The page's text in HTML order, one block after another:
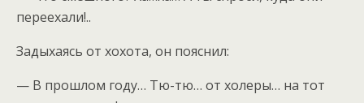
переехали!..
Задыхаясь от хохота, он пояснил:
— В прошлом году… Тю-тю… от холеры… на тот